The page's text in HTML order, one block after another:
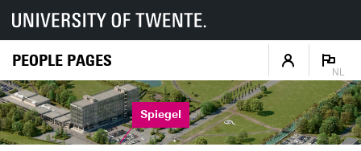
PEOPLE PAGES
NL
Spiegel